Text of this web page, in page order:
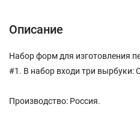
Описание
Набор форм для изготовления
#1. В набор входи три вырбуки:
Производство: Россия.